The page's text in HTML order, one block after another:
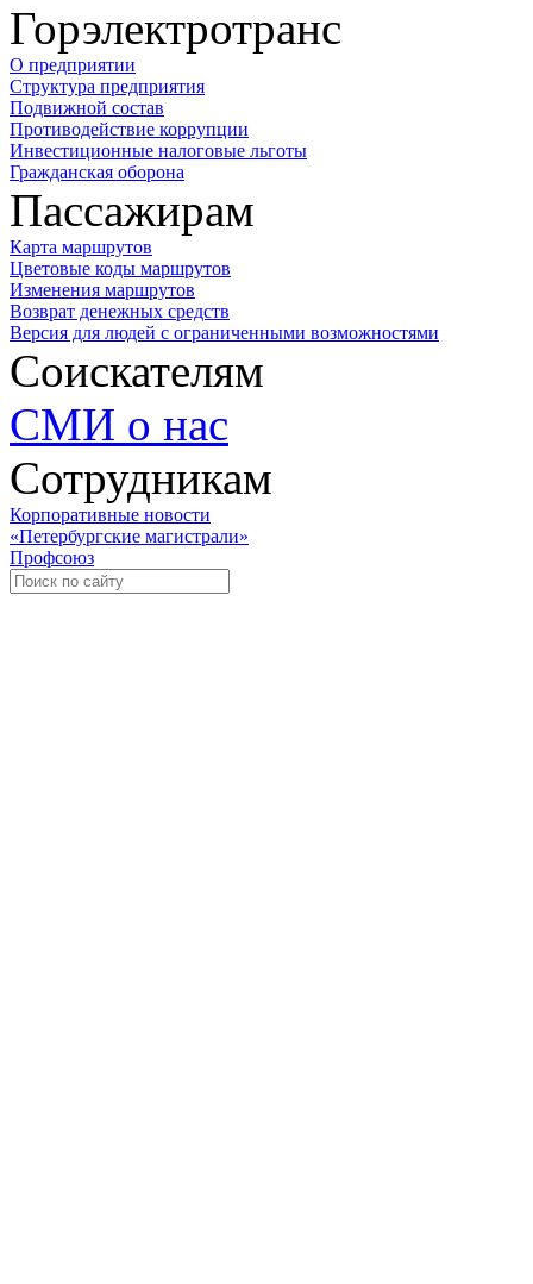
Горэлектротранс
О предприятии
Структура предприятия
Подвижной состав
Противодействие коррупции
Инвестиционные налоговые льготы
Гражданская оборона
Пассажирам
Карта маршрутов
Цветовые коды маршрутов
Изменения маршрутов
Возврат денежных средств
Версия для людей с ограниченными возможностями
Соискателям
СМИ о нас
Сотрудникам
Корпоративные новости
«Петербургские магистрали»
Профсоюз